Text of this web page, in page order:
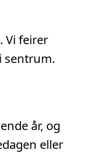
Vi feirer
sentrum.
år, og
eller